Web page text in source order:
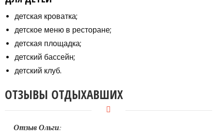
детская кроватка;
детское меню в ресторане;
детская площадка;
детский бассейн;
детский клуб.
ОТЗЫВЫ ОТДЫХАВШИХ
Отзыв Ольги: